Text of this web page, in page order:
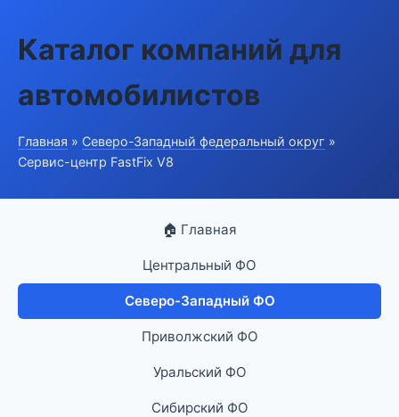
Каталог компаний для
автомобилистов
Главная » Северо-Западный федеральный округ »
Сервис-центр FastFix V8
🏠 Главная
Центральный ФО
Северо-Западный ФО
Приволжский ФО
Уральский ФО
Сибирский ФО